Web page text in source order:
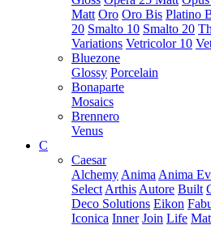
Matt Oro Oro Bis Platino
20 Smalto 10 Smalto 20
Variations Vetricolor 10
Bluezone
Glossy Porcelain
Bonaparte
Mosaics
Brennero
Venus
C
Caesar
Alchemy Anima Anima
Select Arthis Autore Built
Deco Solutions Eikon
Iconica Inner Join Life